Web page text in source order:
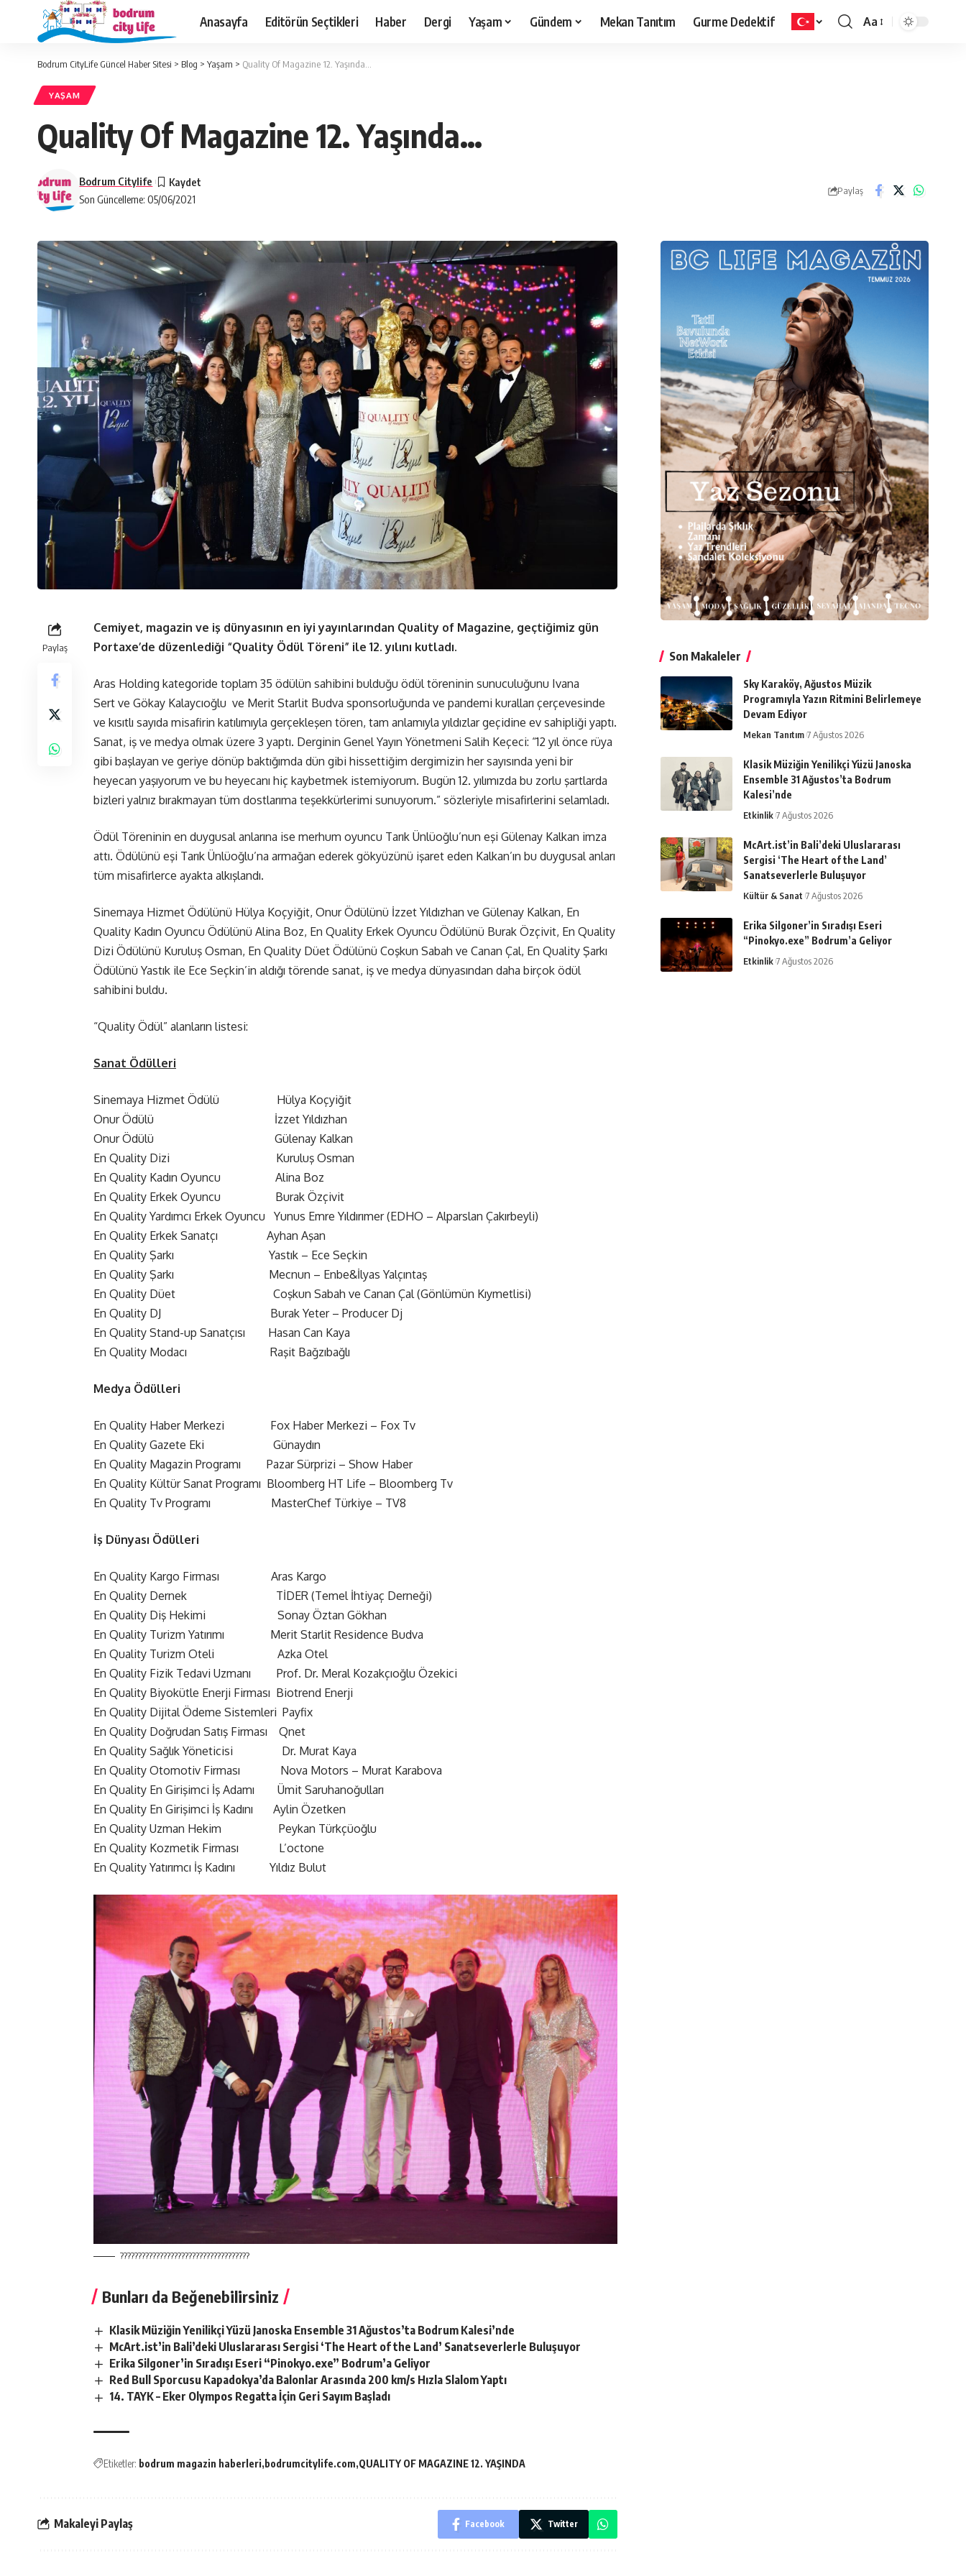
Anasayfa Editörün Seçtikleri Haber Dergi Yaşam Gündem Mekan Tanıtım Gurme Dedektif Aa
Bodrum CityLife Güncel Haber Sitesi > Blog > Yaşam > Quality Of Magazine 12. Yaşında…
YAŞAM
Quality Of Magazine 12. Yaşında…
Son Güncelleme: 05/06/2021
Bodrum Citylife
Paylaş
Paylaş
Cemiyet, magazin ve iş dünyasının en iyi yayınlarından Quality of Magazine, geçtiğimiz gün
Portaxe’de düzenlediği “Quality Ödül Töreni” ile 12. yılını kutladı.
Aras Holding kategoride toplam 35 ödülün sahibini bulduğu ödül töreninin sunuculuğunu Ivana
Sert ve Gökay Kalaycıoğlu ve Merit Starlit Budva sponsorluğunda ve pandemi kuralları çerçevesinde
ve kısıtlı sayıda misafirin katılımıyla gerçekleşen tören, tam anlamıyla yıldızlar geçidine ev sahipliği yaptı.
Sanat, iş ve medya olmak üzere 3 yaptı. Derginin Genel Yayın Yönetmeni Salih Keçeci: “12 yıl önce rüya
gibi başlayan ve geriye dönüp baktığımda dün gibi hissettiğim dergimizin her sayısında yeni bir
heyecan yaşıyorum ve bu heyecanı hiç kaybetmek istemiyorum. Bugün 12. yılımızda bu zorlu şartlarda
bizleri yalnız bırakmayan tüm dostlarıma teşekkürlerimi sunuyorum.” sözleriyle misafirlerini selamladı.
Ödül Töreninin en duygusal anlarına ise merhum oyuncu Tarık Ünlüoğlu’nun eşi Gülenay Kalkan imza
attı. Ödülünü eşi Tarık Ünlüoğlu’na armağan ederek gökyüzünü işaret eden Kalkan’ın bu duygusal anları
tüm misafirlerce ayakta alkışlandı.
Sinemaya Hizmet Ödülünü Hülya Koçyiğit, Onur Ödülünü İzzet Yıldızhan ve Gülenay Kalkan, En
Quality Kadın Oyuncu Ödülünü Alina Boz, En Quality Erkek Oyuncu Ödülünü Burak Özçivit, En Quality
Dizi Ödülünü Kuruluş Osman, En Quality Düet Ödülünü Coşkun Sabah ve Canan Çal, En Quality Şarkı
Ödülünü Yastık ile Ece Seçkin’in aldığı törende sanat, iş ve medya dünyasından daha birçok ödül
sahibini buldu.
“Quality Ödül” alanların listesi:
Sanat Ödülleri
Sinemaya Hizmet Ödülü Hülya Koçyiğit
Onur Ödülü İzzet Yıldızhan
Onur Ödülü Gülenay Kalkan
En Quality Dizi Kuruluş Osman
En Quality Kadın Oyuncu Alina Boz
En Quality Erkek Oyuncu Burak Özçivit
En Quality Yardımcı Erkek Oyuncu Yunus Emre Yıldırımer (EDHO – Alparslan Çakırbeyli)
En Quality Erkek Sanatçı Ayhan Aşan
En Quality Şarkı Yastık – Ece Seçkin
En Quality Şarkı Mecnun – Enbe&İlyas Yalçıntaş
En Quality Düet Coşkun Sabah ve Canan Çal (Gönlümün Kıymetlisi)
En Quality DJ Burak Yeter – Producer Dj
En Quality Stand-up Sanatçısı Hasan Can Kaya
En Quality Modacı Raşit Bağzıbağlı
Medya Ödülleri
En Quality Haber Merkezi Fox Haber Merkezi – Fox Tv
En Quality Gazete Eki Günaydın
En Quality Magazin Programı Pazar Sürprizi – Show Haber
En Quality Kültür Sanat Programı Bloomberg HT Life – Bloomberg Tv
En Quality Tv Programı MasterChef Türkiye – TV8
İş Dünyası Ödülleri
En Quality Kargo Firması Aras Kargo
En Quality Dernek TİDER (Temel İhtiyaç Derneği)
En Quality Diş Hekimi Sonay Öztan Gökhan
En Quality Turizm Yatırımı Merit Starlit Residence Budva
En Quality Turizm Oteli Azka Otel
En Quality Fizik Tedavi Uzmanı Prof. Dr. Meral Kozakçıoğlu Özekici
En Quality Biyokütle Enerji Firması Biotrend Enerji
En Quality Dijital Ödeme Sistemleri Payfix
En Quality Doğrudan Satış Firması Qnet
En Quality Sağlık Yöneticisi Dr. Murat Kaya
En Quality Otomotiv Firması Nova Motors – Murat Karabova
En Quality En Girişimci İş Adamı Ümit Saruhanoğulları
En Quality En Girişimci İş Kadını Aylin Özetken
En Quality Uzman Hekim Peykan Türkçüoğlu
En Quality Kozmetik Firması L’octone
En Quality Yatırımcı İş Kadını Yıldız Bulut
????????????????????????????????????
Bunları da Beğenebilirsiniz
Klasik Müziğin Yenilikçi Yüzü Janoska Ensemble 31 Ağustos’ta Bodrum Kalesi’nde
McArt.ist’in Bali’deki Uluslararası Sergisi ‘The Heart of the Land’ Sanatseverlerle Buluşuyor
Erika Silgoner’in Sıradışı Eseri “Pinokyo.exe” Bodrum’a Geliyor
Red Bull Sporcusu Kapadokya’da Balonlar Arasında 200 km/s Hızla Slalom Yaptı
14. TAYK – Eker Olympos Regatta İçin Geri Sayım Başladı
Etiketler: bodrum magazin haberleri bodrumcitylife.com QUALITY OF MAGAZINE 12. YAŞINDA
Makaleyi Paylaş Facebook Twitter
Son Makaleler
Sky Karaköy, Ağustos Müzik
Programıyla Yazın Ritmini Belirlemeye
Devam Ediyor
Mekan Tanıtım 7 Ağustos 2026
Klasik Müziğin Yenilikçi Yüzü Janoska
Ensemble 31 Ağustos’ta Bodrum
Kalesi’nde
Etkinlik 7 Ağustos 2026
McArt.ist’in Bali’deki Uluslararası
Sergisi ‘The Heart of the Land’
Sanatseverlerle Buluşuyor
Kültür & Sanat 7 Ağustos 2026
Erika Silgoner’in Sıradışı Eseri
“Pinokyo.exe” Bodrum’a Geliyor
Etkinlik 7 Ağustos 2026